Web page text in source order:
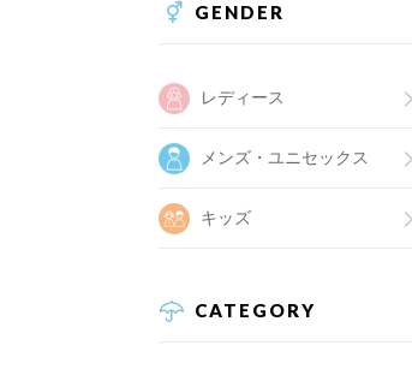
GENDER
レディース
メンズ・ユニセックス
キッズ
CATEGORY